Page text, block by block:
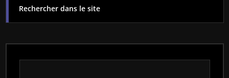
Rechercher dans le site
Rechercher dans le site